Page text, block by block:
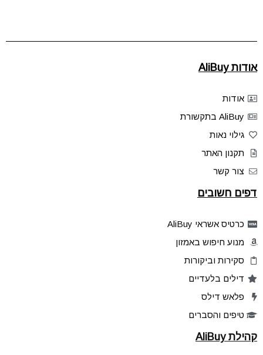
אודות AliBuy
אודות
AliBuy בתקשורת
גילוי נאות
תקנון האתר
צור קשר
דפים חשובים
כרטיס אשראי AliBuy
מנוע חיפוש באמזון
סקירות וביקורות
דילים בלעדיים
פלאש דילס
טיפים והסברים
קהילת AliBuy